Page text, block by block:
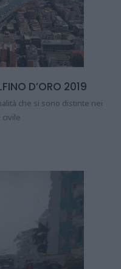
D’ORO 2019
che si sono distinte nei